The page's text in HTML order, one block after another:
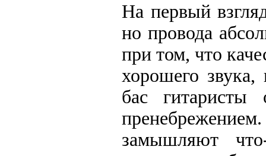
На первый
но провода
при том, что
хорошего
бас
замышляют